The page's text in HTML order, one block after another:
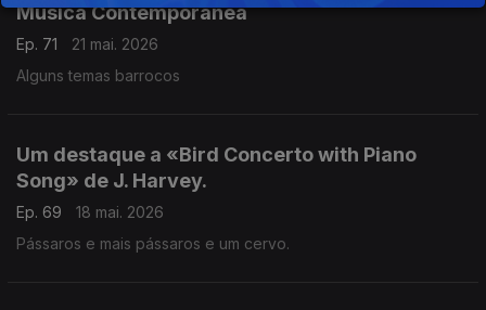
Música Contemporânea
Ep. 71
21 mai. 2026
Alguns temas barrocos
Um destaque a «Bird Concerto with Piano
Song» de J. Harvey.
Ep. 69
18 mai. 2026
Pássaros e mais pássaros e um cervo.